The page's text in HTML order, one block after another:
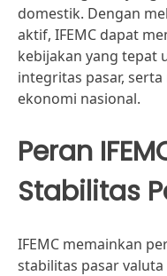
domestik. Dengan
aktif, IFEMC dapat
kebijakan yang tepat
integritas pasar,
ekonomi nasional.
Peran
Stabilitas
IFEMC memainkan
stabilitas pasar